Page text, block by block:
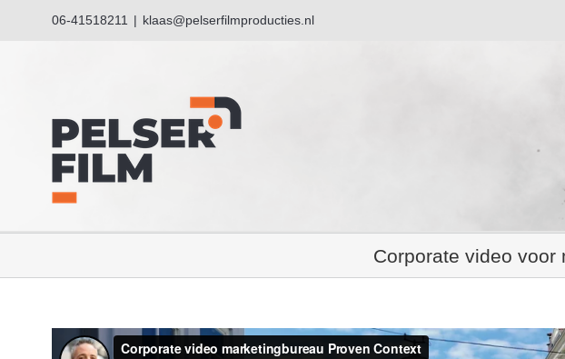
06-41518211 | klaas@pelserfilmproducties.nl
Corporate video voor